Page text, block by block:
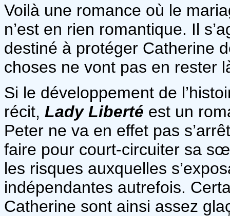
Voilà une romance où le
n’est en rien romantique. Il
destiné à protéger Catherine
choses ne vont pas en rester
Si le développement de
récit, Lady Liberté est un
Peter ne va en effet pas
faire pour court-circuiter sa
les risques auxquelles
indépendantes autrefois.
Catherine sont ainsi assez